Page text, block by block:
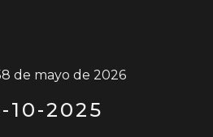
8 de mayo de 2026
10-2025